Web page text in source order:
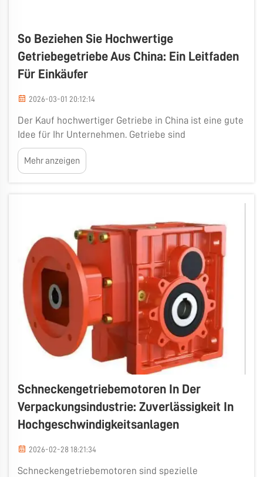
So Beziehen Sie Hochwertige
Getriebegetriebe Aus China: Ein Leitfaden
Für Einkäufer
2026-03-01 20:12:14
Der Kauf hochwertiger Getriebe in China ist eine gute
Idee für Ihr Unternehmen. Getriebe sind
entscheidende Komponenten, die Maschinen dabei
unterstützen, effizienter zu arbeiten, indem sie
Drehzahl und Drehmoment umwandeln. Die Auswahl
Mehr anzeigen
Schneckengetriebemotoren In Der
Verpackungsindustrie: Zuverlässigkeit In
Hochgeschwindigkeitsanlagen
2026-02-28 18:21:34
Schneckengetriebemotoren sind spezielle